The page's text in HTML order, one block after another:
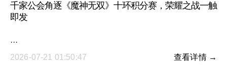
千家公会角逐《魔神无双》十环积分赛，荣耀之战一触
即发
···
2026-07-21 01:50:47
查看详情 →